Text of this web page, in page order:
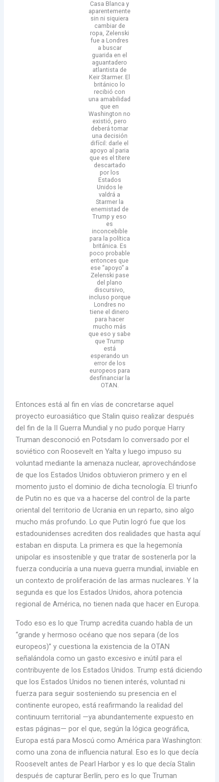
Casa Blanca y
aparentemente
sin ni siquiera
cambiar de
ropa, Zelenski
fue a Londres
a buscar
guarida en el
aguantadero
atlantista de
Keir Starmer. El
británico lo
recibió con
una amabilidad
que en
Washington no
existió, pero
deberá tomar
una decisión
difícil: darle el
apoyo al paria
que es el títere
descartado
por los
Estados
Unidos le
valdrá a
Starmer la
enemistad de
Trump y eso
es
inconcebible
para la política
británica. Es
poco probable
entonces que
ese “apoyo” a
Zelenski pase
del plano
discursivo,
incluso porque
Londres no
tiene el dinero
para hacer
mucho más
que eso y sabe
que Trump
está
esperando un
error de los
europeos para
desfinanciar la
OTAN.
Entonces está al fin en vías de concretarse aquel
proyecto euroasiático que Stalin quiso realizar después
del fin de la II Guerra Mundial y no pudo porque Harry
Truman desconoció en Potsdam lo conversado por el
soviético con Roosevelt en Yalta y luego impuso su
voluntad mediante la amenaza nuclear, aprovechándose
de que los Estados Unidos obtuvieron primero y en el
momento justo el dominio de dicha tecnología. El triunfo
de Putin no es que va a hacerse del control de la parte
oriental del territorio de Ucrania en un reparto, sino algo
mucho más profundo. Lo que Putin logró fue que los
estadounidenses acrediten dos realidades que hasta aquí
estaban en disputa. La primera es que la hegemonía
unipolar es insostenible y que tratar de sostenerla por la
fuerza conduciría a una nueva guerra mundial, inviable en
un contexto de proliferación de las armas nucleares. Y la
segunda es que los Estados Unidos, ahora potencia
regional de América, no tienen nada que hacer en Europa.
Todo eso es lo que Trump acredita cuando habla de un
“grande y hermoso océano que nos separa (de los
europeos)” y cuestiona la existencia de la OTAN
señalándola como un gasto excesivo e inútil para el
contribuyente de los Estados Unidos. Trump está diciendo
que los Estados Unidos no tienen interés, voluntad ni
fuerza para seguir sosteniendo su presencia en el
continente europeo, está reafirmando la realidad del
continuum territorial —ya abundantemente expuesto en
estas páginas— por el que, según la lógica geográfica,
Europa está para Moscú como América para Washington:
como una zona de influencia natural. Eso es lo que decía
Roosevelt antes de Pearl Harbor y es lo que decía Stalin
después de capturar Berlín, pero es lo que Truman